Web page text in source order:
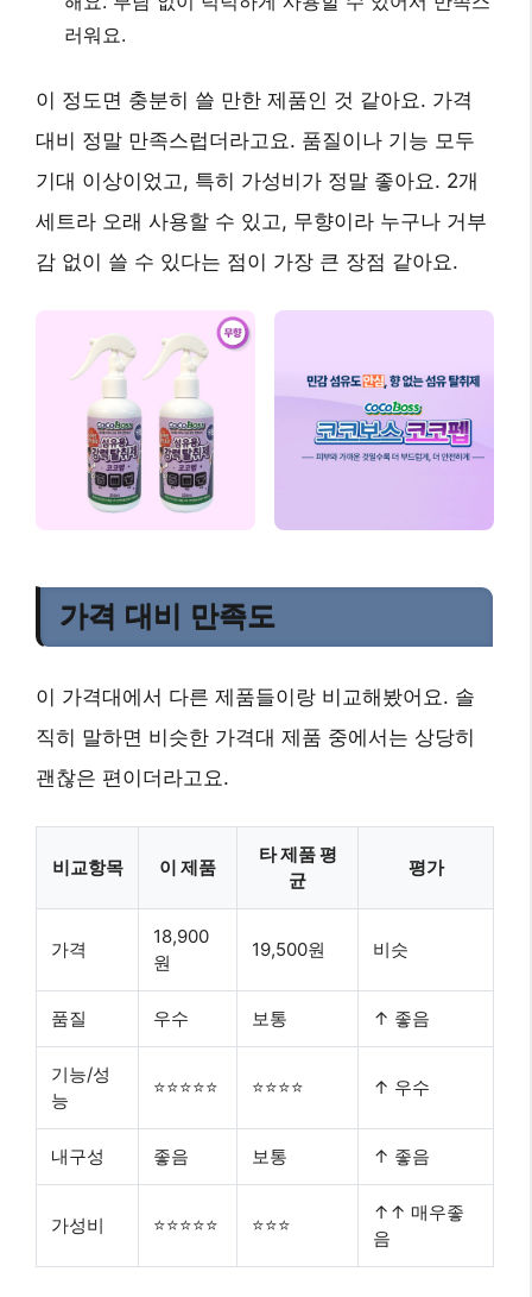
러워요.
이 정도면 충분히 쓸 만한 제품인 것 같아요. 가격
대비 정말 만족스럽더라고요. 품질이나 기능 모두
기대 이상이었고, 특히 가성비가 정말 좋아요. 2개
세트라 오래 사용할 수 있고, 무향이라 누구나 거부
감 없이 쓸 수 있다는 점이 가장 큰 장점 같아요.
가격 대비 만족도
이 가격대에서 다른 제품들이랑 비교해봤어요. 솔
직히 말하면 비슷한 가격대 제품 중에서는 상당히
괜찮은 편이더라고요.
비교항목 이 제품
타 제품 평
균
평가
가격
18,900
원
19,500원 비슷
품질 우수 보통 ↑ 좋음
기능/성
능
⭐⭐⭐⭐⭐ ⭐⭐⭐⭐ ↑ 우수
내구성 좋음 보통 ↑ 좋음
가성비 ⭐⭐⭐⭐⭐ ⭐⭐⭐
↑↑ 매우좋
음